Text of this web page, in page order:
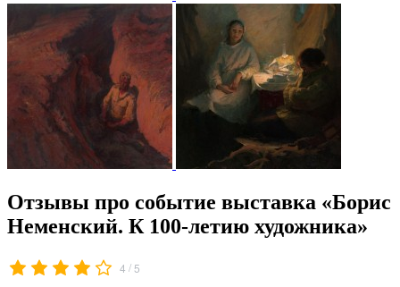
Отзывы про событие выставка «Борис
Неменский. К 100-летию художника»
4 / 5